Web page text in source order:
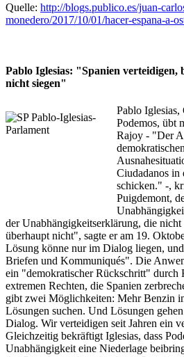
Quelle: http://blogs.publico.es/juan-
monedero/2017/10/01/hacer-espana-a-
Pablo Iglesias: "Spanien verteidigen,
nicht siegen"
Pablo Iglesias,
Podemos, übt
Rajoy - "Der
Ciudadanos in
schicken." -,
Puigdemont,
der Unabhängigkeitserklärung, die
überhaupt nicht", sagte er am 19.
Lösung könne nur im Dialog liegen,
Briefen und Kommuniqués". Die
ein "demokratischer Rückschritt" durch
extremen Rechten, die Spanien
gibt zwei Möglichkeiten: Mehr Benzin
Lösungen suchen. Und Lösungen
Dialog. Wir verteidigen seit Jahren ein
Gleichzeitig bekräftigt Iglesias, dass
Unabhängigkeit eine Niederlage